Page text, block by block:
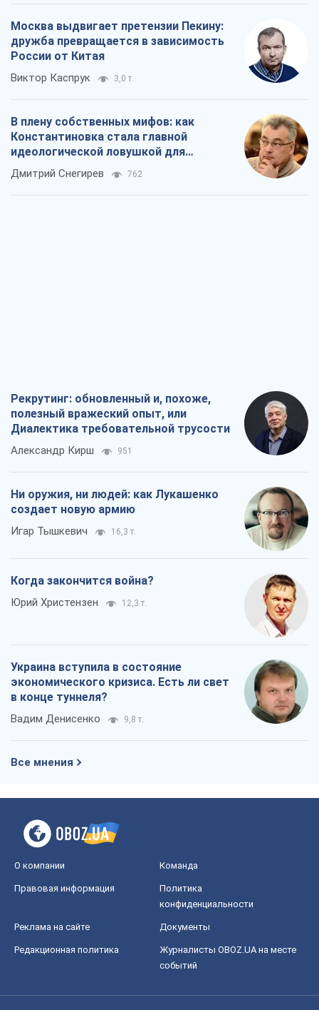
Москва выдвигает претензии Пекину:
дружба превращается в зависимость
России от Китая
Виктор Каспрук 3,0 т.
В плену собственных мифов: как
Константиновка стала главной
идеологической ловушкой для
российских оккупантов
Дмитрий Снегирев 762
Рекрутинг: обновленный и, похоже,
полезный вражеский опыт, или
Диалектика требовательной трусости
Александр Кирш 951
Ни оружия, ни людей: как Лукашенко
создает новую армию
Игар Тышкевич 16,3 т.
Когда закончится война?
Юрий Христензен 12,3 т.
Украина вступила в состояние
экономического кризиса. Есть ли свет
в конце туннеля?
Вадим Денисенко 9,8 т.
Все мнения
О компании Команда
Правовая информация
Политика
конфиденциальности
Реклама на сайте Документы
Редакционная политика
Журналисты OBOZ.UA на месте
событий